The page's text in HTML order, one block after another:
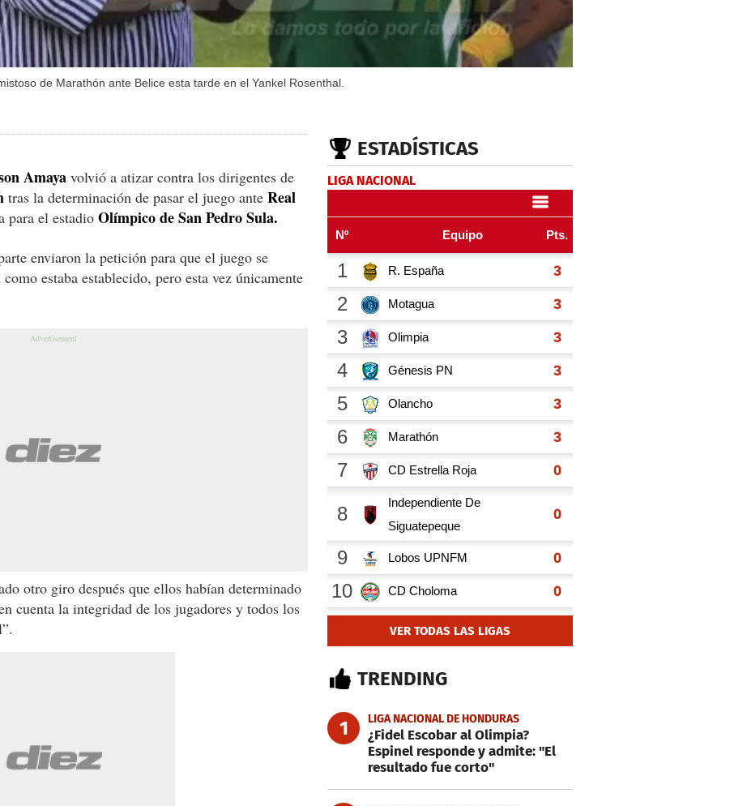
de Marathón ante Belice esta tarde en el Yankel Rosenthal.
Amaya volvió a atizar contra los dirigentes de
tras la determinación de pasar el juego ante Real
para el estadio Olímpico de San Pedro Sula.
enviaron la petición para que el juego se
como estaba establecido, pero esta vez únicamente
otro giro después que ellos habían determinado
cuenta la integridad de los jugadores y todos los
ESTADÍSTICAS
LIGA NACIONAL
VER TODAS LAS LIGAS
TRENDING
1 LIGA NACIONAL DE HONDURAS
¿Fidel Escobar al Olimpia?
Espinel responde y admite: "El
resultado fue corto"